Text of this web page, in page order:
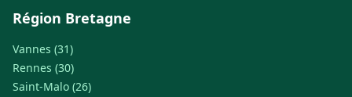
Région Bretagne
Vannes (31)
Rennes (30)
Saint-Malo (26)